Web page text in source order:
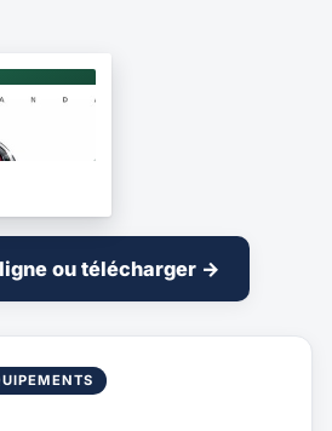
ou télécharger →